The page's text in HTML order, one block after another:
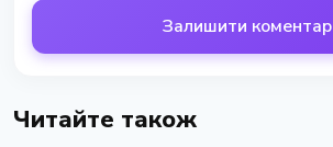
Залишити коментар
Читайте також